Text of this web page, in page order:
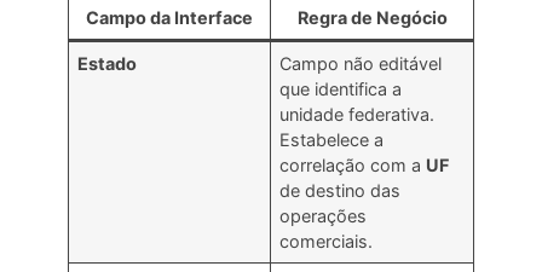
Campo da Interface Regra de Negócio
Estado
Campo não editável
que identifica a
unidade federativa.
Estabelece a
correlação com a UF
de destino das
operações
comerciais.